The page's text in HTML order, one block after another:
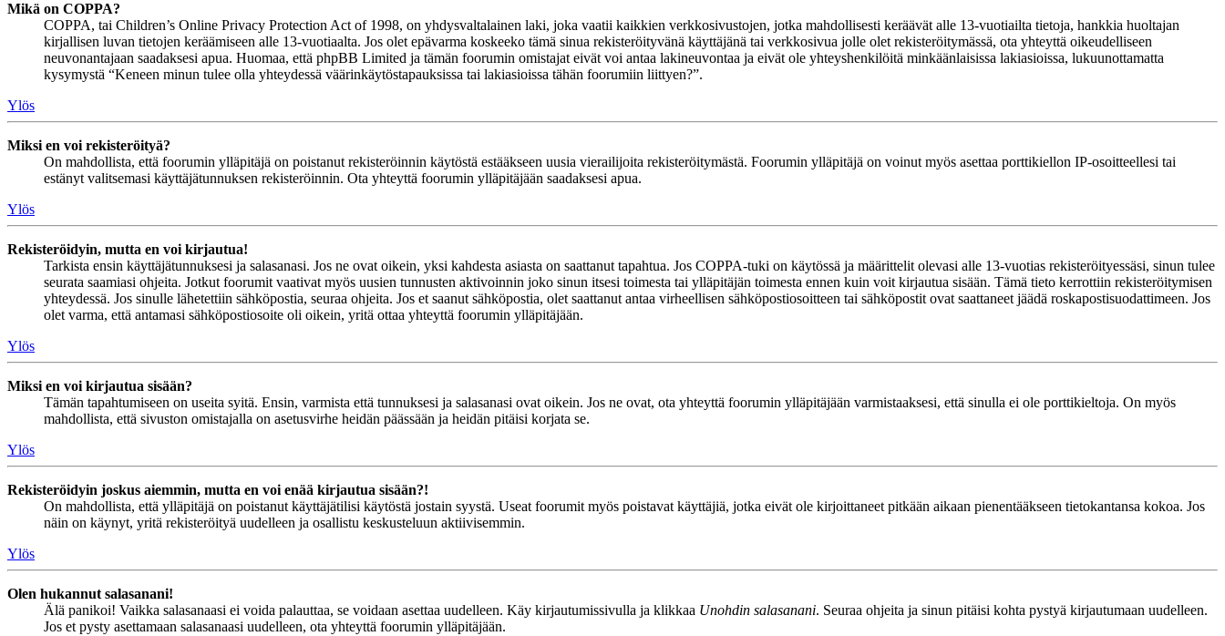
Mikä on COPPA?
COPPA, tai Children’s Online Privacy Protection Act of 1998, on yhdysvaltalainen laki, joka vaatii kaikkien verkkosivustojen, jotka mahdollisesti keräävät alle 13-vuotiailta tietoja, hankkia huoltajan
kirjallisen luvan tietojen keräämiseen alle 13-vuotiaalta. Jos olet epävarma koskeeko tämä sinua rekisteröityvänä käyttäjänä tai verkkosivua jolle olet rekisteröitymässä, ota yhteyttä oikeudelliseen
neuvonantajaan saadaksesi apua. Huomaa, että phpBB Limited ja tämän foorumin omistajat eivät voi antaa lakineuvontaa ja eivät ole yhteyshenkilöitä minkäänlaisissa lakiasioissa, lukuunottamatta
kysymystä “Keneen minun tulee olla yhteydessä väärinkäytöstapauksissa tai lakiasioissa tähän foorumiin liittyen?”.
Ylös
Miksi en voi rekisteröityä?
On mahdollista, että foorumin ylläpitäjä on poistanut rekisteröinnin käytöstä estääkseen uusia vierailijoita rekisteröitymästä. Foorumin ylläpitäjä on voinut myös asettaa porttikiellon IP-osoitteellesi tai
estänyt valitsemasi käyttäjätunnuksen rekisteröinnin. Ota yhteyttä foorumin ylläpitäjään saadaksesi apua.
Ylös
Rekisteröidyin, mutta en voi kirjautua!
Tarkista ensin käyttäjätunnuksesi ja salasanasi. Jos ne ovat oikein, yksi kahdesta asiasta on saattanut tapahtua. Jos COPPA-tuki on käytössä ja määrittelit olevasi alle 13-vuotias rekisteröityessäsi, sinun tulee
seurata saamiasi ohjeita. Jotkut foorumit vaativat myös uusien tunnusten aktivoinnin joko sinun itsesi toimesta tai ylläpitäjän toimesta ennen kuin voit kirjautua sisään. Tämä tieto kerrottiin rekisteröitymisen
yhteydessä. Jos sinulle lähetettiin sähköpostia, seuraa ohjeita. Jos et saanut sähköpostia, olet saattanut antaa virheellisen sähköpostiosoitteen tai sähköpostit ovat saattaneet jäädä roskapostisuodattimeen. Jos
olet varma, että antamasi sähköpostiosoite oli oikein, yritä ottaa yhteyttä foorumin ylläpitäjään.
Ylös
Miksi en voi kirjautua sisään?
Tämän tapahtumiseen on useita syitä. Ensin, varmista että tunnuksesi ja salasanasi ovat oikein. Jos ne ovat, ota yhteyttä foorumin ylläpitäjään varmistaaksesi, että sinulla ei ole porttikieltoja. On myös
mahdollista, että sivuston omistajalla on asetusvirhe heidän päässään ja heidän pitäisi korjata se.
Ylös
Rekisteröidyin joskus aiemmin, mutta en voi enää kirjautua sisään?!
On mahdollista, että ylläpitäjä on poistanut käyttäjätilisi käytöstä jostain syystä. Useat foorumit myös poistavat käyttäjiä, jotka eivät ole kirjoittaneet pitkään aikaan pienentääkseen tietokantansa kokoa. Jos
näin on käynyt, yritä rekisteröityä uudelleen ja osallistu keskusteluun aktiivisemmin.
Ylös
Olen hukannut salasanani!
Älä panikoi! Vaikka salasanaasi ei voida palauttaa, se voidaan asettaa uudelleen. Käy kirjautumissivulla ja klikkaa Unohdin salasanani. Seuraa ohjeita ja sinun pitäisi kohta pystyä kirjautumaan uudelleen.
Jos et pysty asettamaan salasanaasi uudelleen, ota yhteyttä foorumin ylläpitäjään.